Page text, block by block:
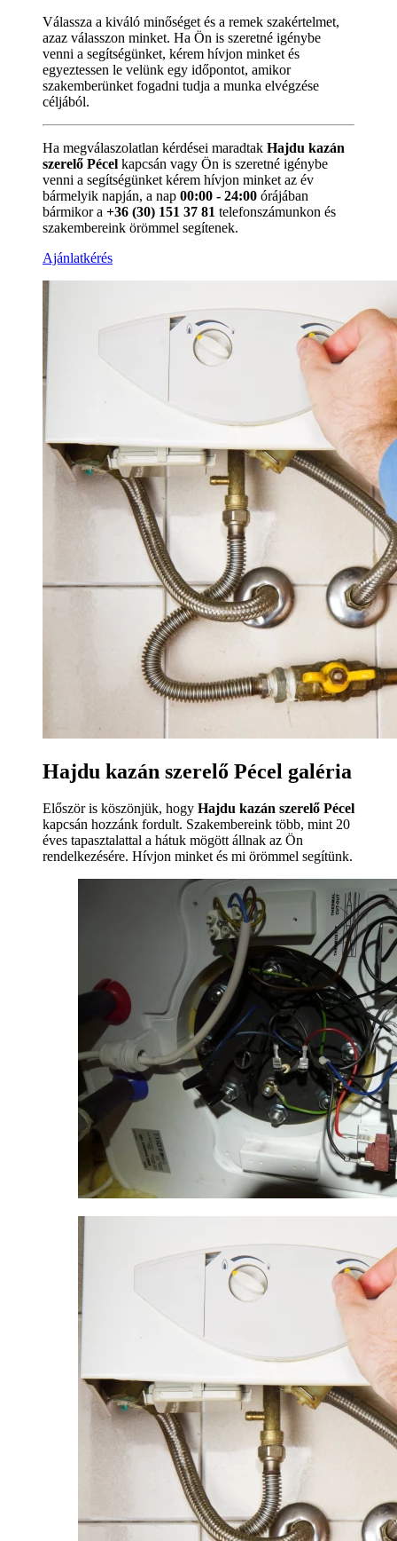
Válassza a kiváló minőséget és a remek szakértelmet,
azaz válasszon minket. Ha Ön is szeretné igénybe
venni a segítségünket, kérem hívjon minket és
egyeztessen le velünk egy időpontot, amikor
szakemberünket fogadni tudja a munka elvégzése
céljából.
Ha megválaszolatlan kérdései maradtak Hajdu kazán
szerelő Pécel kapcsán vagy Ön is szeretné igénybe
venni a segítségünket kérem hívjon minket az év
bármelyik napján, a nap 00:00 - 24:00 órájában
bármikor a +36 (30) 151 37 81 telefonszámunkon és
szakembereink örömmel segítenek.
Ajánlatkérés
Hajdu kazán szerelő Pécel galéria
Először is köszönjük, hogy Hajdu kazán szerelő Pécel
kapcsán hozzánk fordult. Szakembereink több, mint 20
éves tapasztalattal a hátuk mögött állnak az Ön
rendelkezésére. Hívjon minket és mi örömmel segítünk.